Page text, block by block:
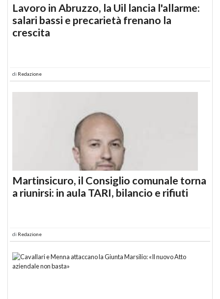
Lavoro in Abruzzo, la Uil lancia l'allarme:
salari bassi e precarietà frenano la
crescita
di Redazione
Martinsicuro, il Consiglio comunale torna
a riunirsi: in aula TARI, bilancio e rifiuti
di Redazione